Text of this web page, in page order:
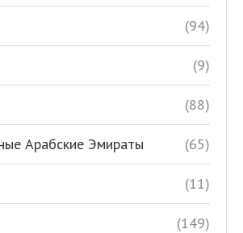
(94)
(9)
(88)
Арабские Эмираты (65)
(11)
(149)